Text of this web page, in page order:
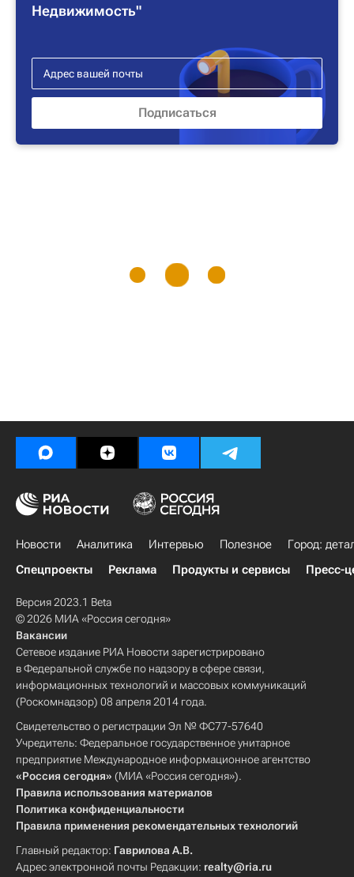
Недвижимость"
Новости Аналитика Интервью Полезное
Город:
Спецпроекты
Реклама Продукты и сервисы Пресс-
Версия 2023.1 Beta
© 2026 МИА «Россия сегодня»
Вакансии
Сетевое издание РИА Новости зарегистрировано
в Федеральной службе по надзору в сфере связи,
информационных технологий и массовых коммуникаций
(Роскомнадзор) 08 апреля 2014 года.
Свидетельство о регистрации Эл № ФС77-57640
Учредитель: Федеральное государственное унитарное
предприятие Международное информационное агентство
«Россия сегодня» (МИА «Россия сегодня»).
Правила использования материалов
Политика конфиденциальности
Правила применения рекомендательных технологий
Главный редактор: Гаврилова А.В.
Адрес электронной почты Редакции: realty@ria.ru